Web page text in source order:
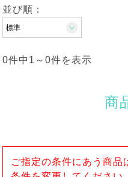
並び順：
0件中 1 ～0件を表示
商
ご指定の条件にあう商品